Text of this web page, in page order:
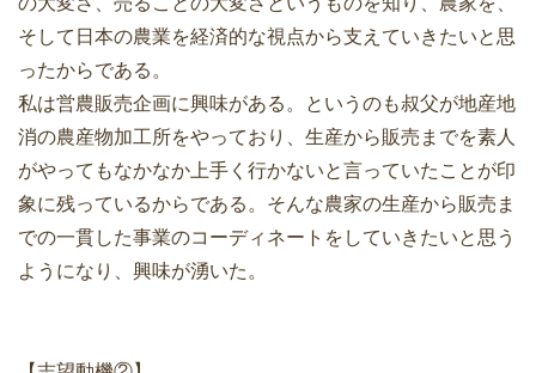
そして日本の農業を経済的な視点から支えていきたいと思
ったからである。
私は営農販売企画に興味がある。というのも叔父が地産地
消の農産物加工所をやっており、生産から販売までを素人
がやってもなかなか上手く行かないと言っていたことが印
象に残っているからである。そんな農家の生産から販売ま
での一貫した事業のコーディネートをしていきたいと思う
ようになり、興味が湧いた。